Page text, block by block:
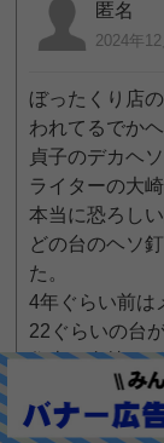
匿名
2024年
ぼったくり店
われてるでか
貞子のデカヘ
ライターの大
本当に恐ろし
どの台のヘソ
た。
4年ぐらい前は
22ぐらいの台
住吉の金持ち
ど、今では以
今日の釘を見